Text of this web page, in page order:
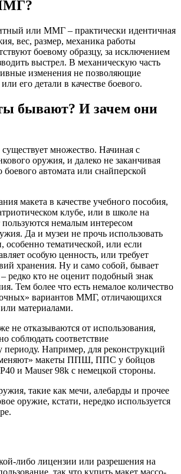
или ММГ – практически идентичная
вес, размер, механика работы
боевому образцу, за исключением
выстрел. В механическую часть
изменения не позволяющие
его детали в качестве боевого.
бывают? И зачем они
множество. Начиная с
оружия, и далеко не заканчивая
автомата или снайперской
макета в качестве учебного пособия,
клубе, или в школе на
немалым интересом
Да и музеи не прочь использовать
особенно тематической, или если
особую ценность, или требует
хранения. Ну и само собой, бывает
редко кто не оценит подобный знак
Тем более что есть немалое количество
вариантов ММГ, отличающихся
материалами.
не отказываются от использования,
соблюдать соответствие
периоду. Например, для реконструкций
макеты ППШ, ППС у бойцов
и Mauser 98k с немецкой стороны.
такие как мечи, алебарды и прочее
оружие, кстати, нередко используется
либо лицензии или разрешения на